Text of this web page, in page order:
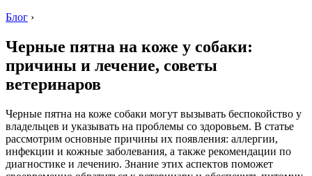
Блог ›
Черные пятна на коже у собаки:
причины и лечение, советы
ветеринаров
Черные пятна на коже собаки могут вызывать беспокойство у
владельцев и указывать на проблемы со здоровьем. В статье
рассмотрим основные причины их появления: аллергии,
инфекции и кожные заболевания, а также рекомендации по
диагностике и лечению. Знание этих аспектов поможет